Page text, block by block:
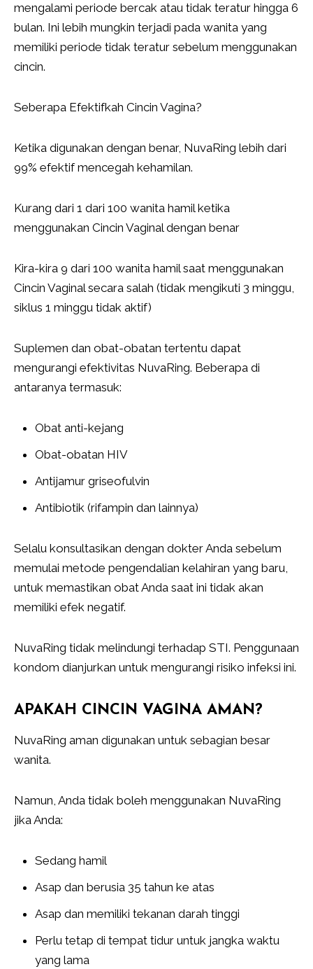
mengalami periode bercak atau tidak teratur hingga 6
bulan. Ini lebih mungkin terjadi pada wanita yang
memiliki periode tidak teratur sebelum menggunakan
cincin.
Seberapa Efektifkah Cincin Vagina?
Ketika digunakan dengan benar, NuvaRing lebih dari
99% efektif mencegah kehamilan.
Kurang dari 1 dari 100 wanita hamil ketika
menggunakan Cincin Vaginal dengan benar
Kira-kira 9 dari 100 wanita hamil saat menggunakan
Cincin Vaginal secara salah (tidak mengikuti 3 minggu,
siklus 1 minggu tidak aktif)
Suplemen dan obat-obatan tertentu dapat
mengurangi efektivitas NuvaRing. Beberapa di
antaranya termasuk:
Obat anti-kejang
Obat-obatan HIV
Antijamur griseofulvin
Antibiotik (rifampin dan lainnya)
Selalu konsultasikan dengan dokter Anda sebelum
memulai metode pengendalian kelahiran yang baru,
untuk memastikan obat Anda saat ini tidak akan
memiliki efek negatif.
NuvaRing tidak melindungi terhadap STI. Penggunaan
kondom dianjurkan untuk mengurangi risiko infeksi ini.
APAKAH CINCIN VAGINA AMAN?
NuvaRing aman digunakan untuk sebagian besar
wanita.
Namun, Anda tidak boleh menggunakan NuvaRing
jika Anda:
Sedang hamil
Asap dan berusia 35 tahun ke atas
Asap dan memiliki tekanan darah tinggi
Perlu tetap di tempat tidur untuk jangka waktu
yang lama